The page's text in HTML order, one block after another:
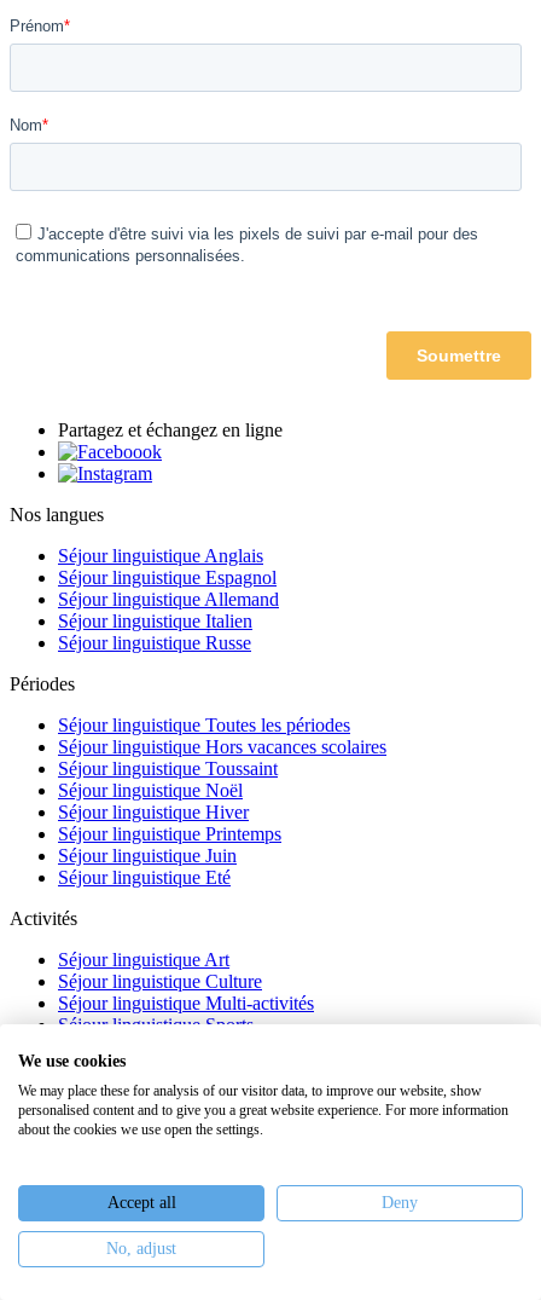
Partagez et échangez en ligne
Nos langues
Séjour linguistique Anglais
Séjour linguistique Espagnol
Séjour linguistique Allemand
Séjour linguistique Italien
Séjour linguistique Russe
Périodes
Séjour linguistique Toutes les périodes
Séjour linguistique Hors vacances scolaires
Séjour linguistique Toussaint
Séjour linguistique Noël
Séjour linguistique Hiver
Séjour linguistique Printemps
Séjour linguistique Juin
Séjour linguistique Eté
Activités
Séjour linguistique Art
Séjour linguistique Culture
Séjour linguistique Multi-activités
Séjour linguistique Sports
À propos
FAQ
Webinaires
Nous recrutons
Keiron Education -Assurances Plan du site
We use cookies
We may place these for analysis of our visitor data, to improve our website, show
personalised content and to give you a great website experience. For more information
about the cookies we use open the settings.
Accept all Deny
No, adjust